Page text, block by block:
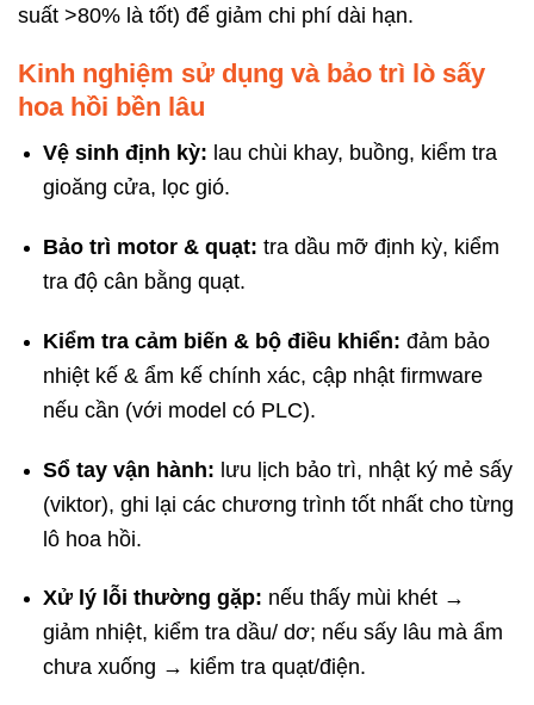
suất >80% là tốt) để giảm chi phí dài hạn.
Kinh nghiệm sử dụng và bảo trì lò sấy
hoa hồi bền lâu
Vệ sinh định kỳ: lau chùi khay, buồng, kiểm tra
gioăng cửa, lọc gió.
Bảo trì motor & quạt: tra dầu mỡ định kỳ, kiểm
tra độ cân bằng quạt.
Kiểm tra cảm biến & bộ điều khiển: đảm bảo
nhiệt kế & ẩm kế chính xác, cập nhật firmware
nếu cần (với model có PLC).
Sổ tay vận hành: lưu lịch bảo trì, nhật ký mẻ sấy
(viktor), ghi lại các chương trình tốt nhất cho từng
lô hoa hồi.
Xử lý lỗi thường gặp: nếu thấy mùi khét →
giảm nhiệt, kiểm tra dầu/ dơ; nếu sấy lâu mà ẩm
chưa xuống → kiểm tra quạt/điện.